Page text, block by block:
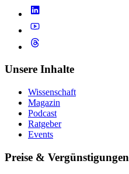
Unsere Inhalte
Wissenschaft
Magazin
Podcast
Ratgeber
Events
Preise & Vergünstigungen